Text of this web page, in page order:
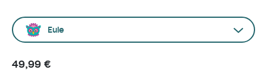
Eule
49,99 €